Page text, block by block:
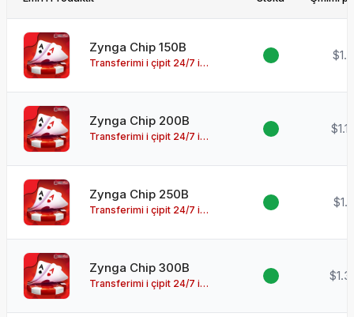
Zynga Chip 150B
Transferimi i çipit 24/7 i
Zynga Chip 200B
Transferimi i çipit 24/7 i
Zynga Chip 250B
Transferimi i çipit 24/7 i
Zynga Chip 300B
Transferimi i çipit 24/7 i